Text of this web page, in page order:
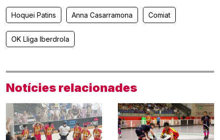
Hoquei Patins Anna Casarramona Comiat
OK Lliga Iberdrola
Notícies relacionades